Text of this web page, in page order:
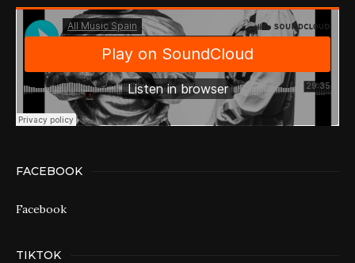
FACEBOOK
Facebook
TIKTOK